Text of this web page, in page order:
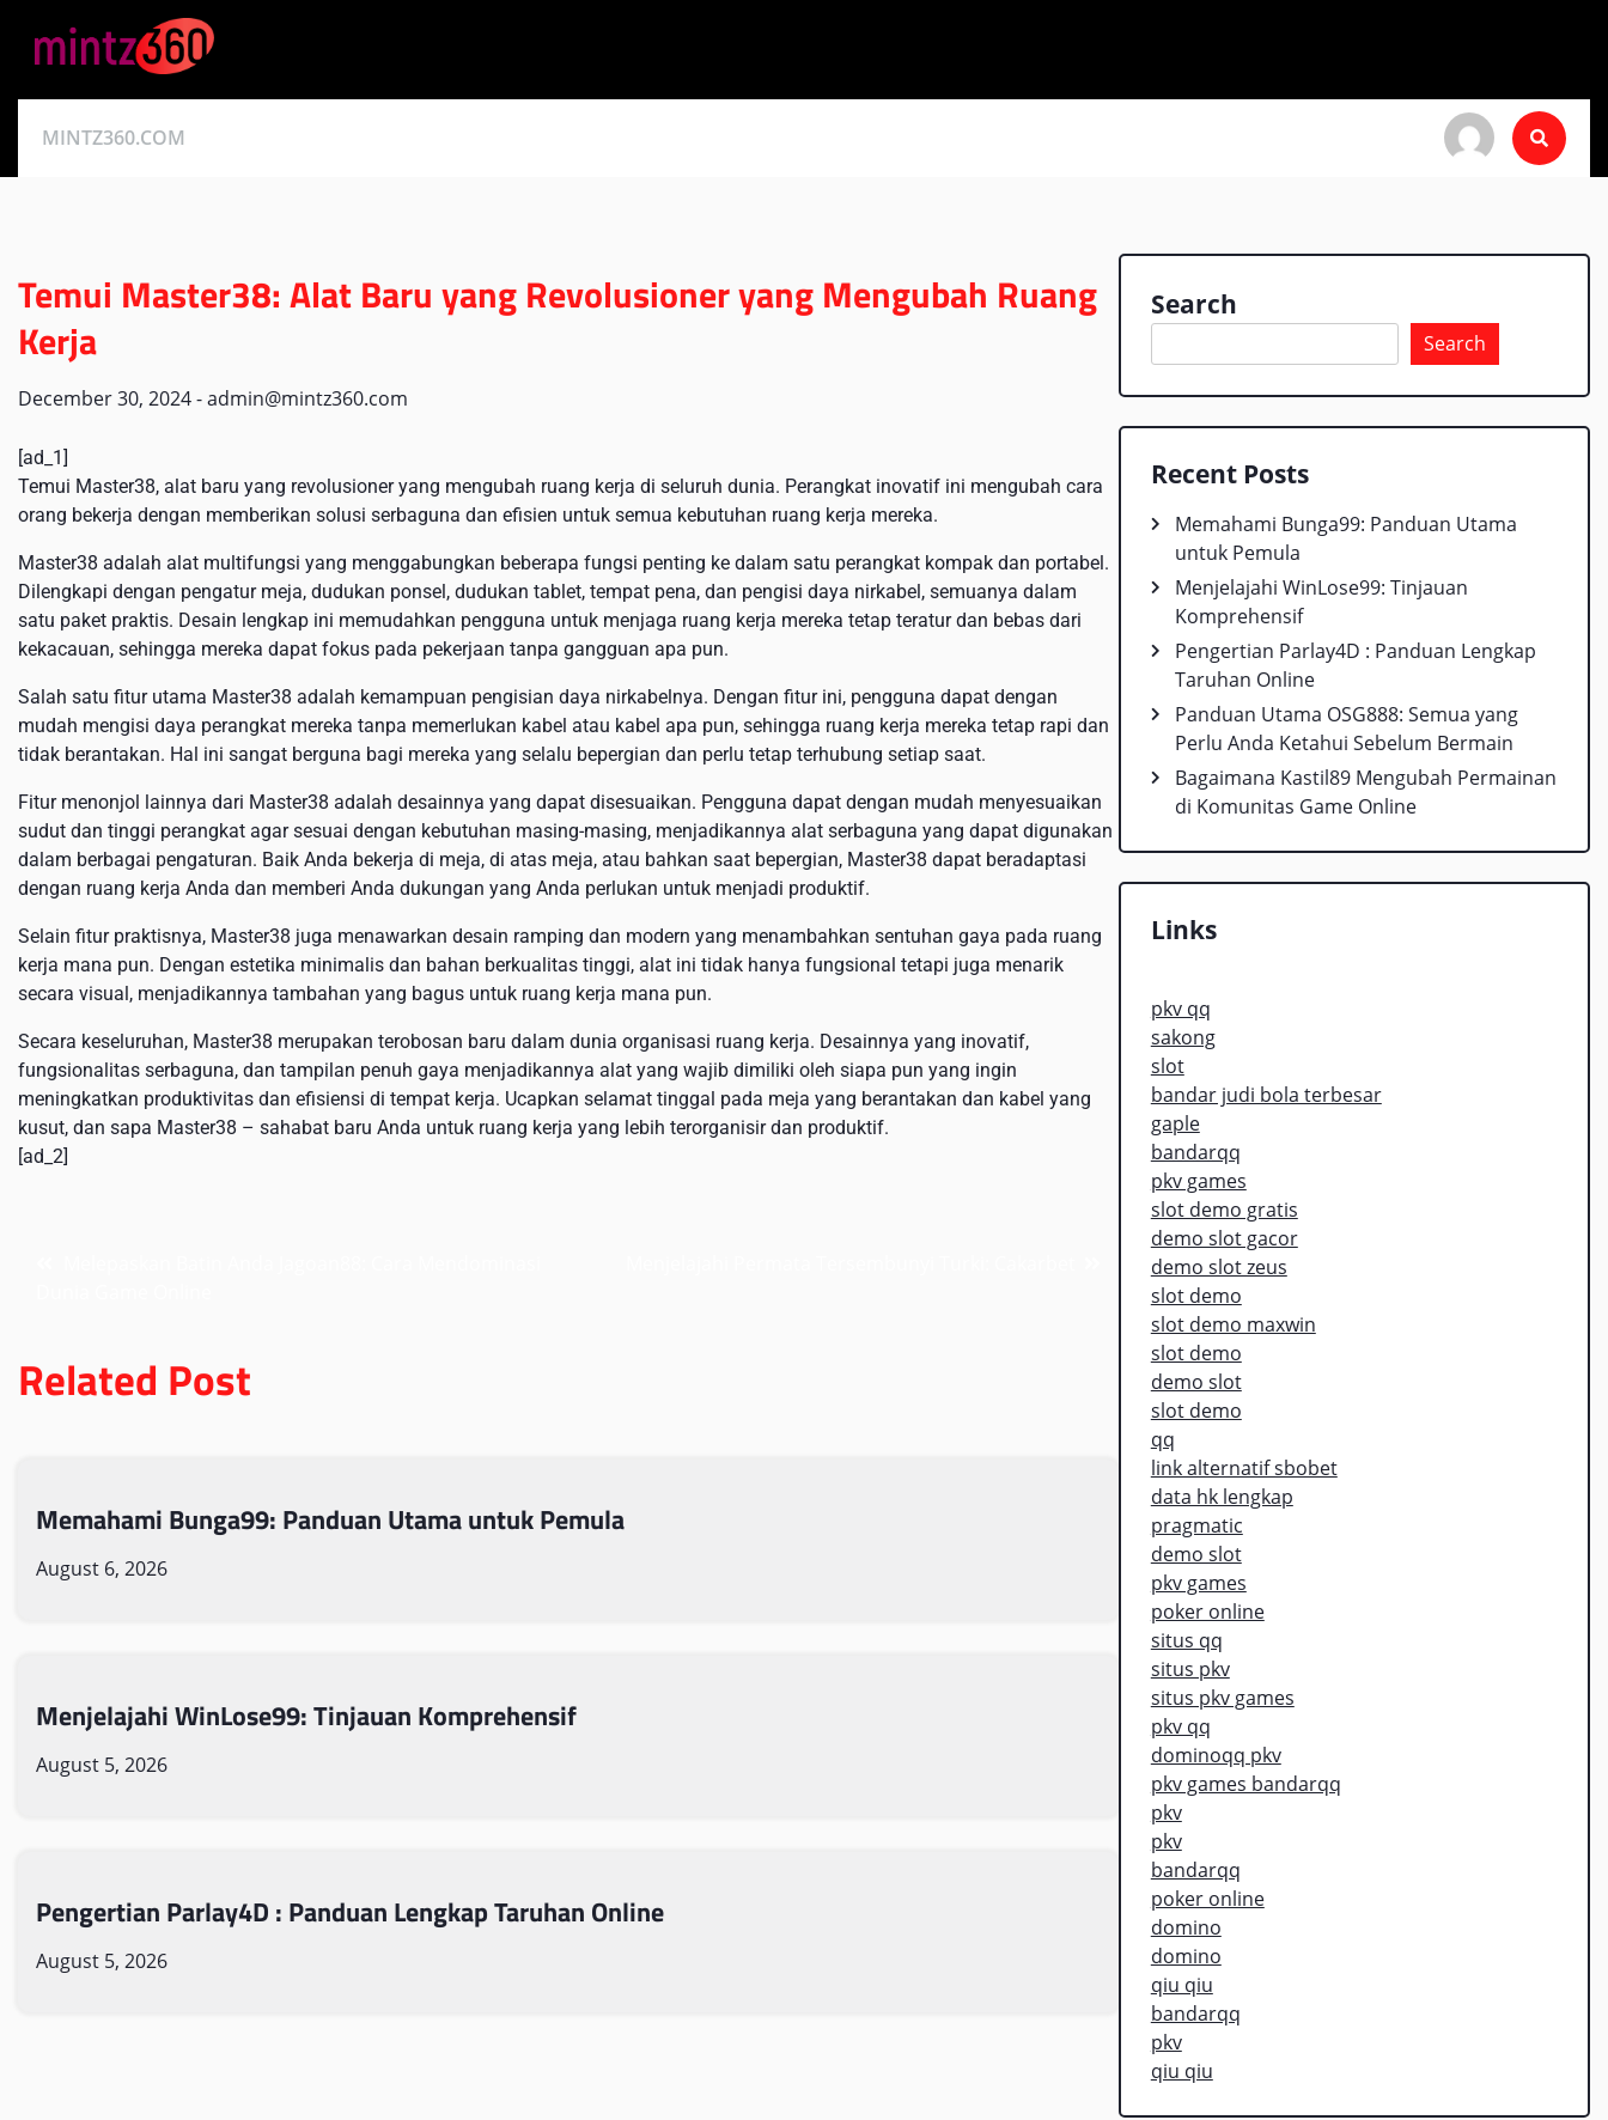
content
MINTZ360.COM
Temui Master38: Alat Baru yang Revolusioner yang Mengubah Ruang
Kerja
December 30, 2024-admin@mintz360.com
[ad_1]
Temui Master38, alat baru yang revolusioner yang mengubah ruang kerja di seluruh dunia. Perangkat inovatif ini mengubah cara
orang bekerja dengan memberikan solusi serbaguna dan efisien untuk semua kebutuhan ruang kerja mereka.
Master38 adalah alat multifungsi yang menggabungkan beberapa fungsi penting ke dalam satu perangkat kompak dan portabel.
Dilengkapi dengan pengatur meja, dudukan ponsel, dudukan tablet, tempat pena, dan pengisi daya nirkabel, semuanya dalam
satu paket praktis. Desain lengkap ini memudahkan pengguna untuk menjaga ruang kerja mereka tetap teratur dan bebas dari
kekacauan, sehingga mereka dapat fokus pada pekerjaan tanpa gangguan apa pun.
Salah satu fitur utama Master38 adalah kemampuan pengisian daya nirkabelnya. Dengan fitur ini, pengguna dapat dengan
mudah mengisi daya perangkat mereka tanpa memerlukan kabel atau kabel apa pun, sehingga ruang kerja mereka tetap rapi dan
tidak berantakan. Hal ini sangat berguna bagi mereka yang selalu bepergian dan perlu tetap terhubung setiap saat.
Fitur menonjol lainnya dari Master38 adalah desainnya yang dapat disesuaikan. Pengguna dapat dengan mudah menyesuaikan
sudut dan tinggi perangkat agar sesuai dengan kebutuhan masing-masing, menjadikannya alat serbaguna yang dapat digunakan
dalam berbagai pengaturan. Baik Anda bekerja di meja, di atas meja, atau bahkan saat bepergian, Master38 dapat beradaptasi
dengan ruang kerja Anda dan memberi Anda dukungan yang Anda perlukan untuk menjadi produktif.
Selain fitur praktisnya, Master38 juga menawarkan desain ramping dan modern yang menambahkan sentuhan gaya pada ruang
kerja mana pun. Dengan estetika minimalis dan bahan berkualitas tinggi, alat ini tidak hanya fungsional tetapi juga menarik
secara visual, menjadikannya tambahan yang bagus untuk ruang kerja mana pun.
Secara keseluruhan, Master38 merupakan terobosan baru dalam dunia organisasi ruang kerja. Desainnya yang inovatif,
fungsionalitas serbaguna, dan tampilan penuh gaya menjadikannya alat yang wajib dimiliki oleh siapa pun yang ingin
meningkatkan produktivitas dan efisiensi di tempat kerja. Ucapkan selamat tinggal pada meja yang berantakan dan kabel yang
kusut, dan sapa Master38 – sahabat baru Anda untuk ruang kerja yang lebih terorganisir dan produktif.
[ad_2]
Related Post
Memahami Bunga99: Panduan Utama untuk Pemula
August 6, 2026
Menjelajahi WinLose99: Tinjauan Komprehensif
August 5, 2026
Pengertian Parlay4D : Panduan Lengkap Taruhan Online
August 5, 2026
Search
Search
Recent Posts
Memahami Bunga99: Panduan Utama
untuk Pemula
Menjelajahi WinLose99: Tinjauan
Komprehensif
Pengertian Parlay4D : Panduan Lengkap
Taruhan Online
Panduan Utama OSG888: Semua yang
Perlu Anda Ketahui Sebelum Bermain
Bagaimana Kastil89 Mengubah Permainan
di Komunitas Game Online
Links
pkv qq
sakong
slot
bandar judi bola terbesar
gaple
bandarqq
pkv games
slot demo gratis
demo slot gacor
demo slot zeus
slot demo
slot demo maxwin
slot demo
demo slot
slot demo
qq
link alternatif sbobet
data hk lengkap
pragmatic
demo slot
pkv games
poker online
situs qq
situs pkv
situs pkv games
pkv qq
dominoqq pkv
pkv games bandarqq
pkv
pkv
bandarqq
poker online
domino
domino
qiu qiu
bandarqq
pkv
qiu qiu